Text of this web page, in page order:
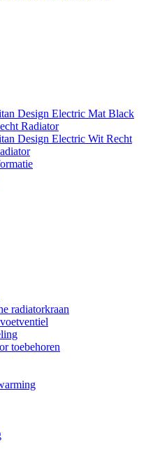
Design Electric Mat Black
Radiator
Design Electric Wit Recht
radiatorkraan
toebehoren